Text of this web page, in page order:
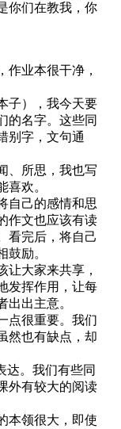
你们在教我，你
业本很干净，
），我今天要
的名字。这些同
别字，文句通
所思，我也写
喜欢。
己的感情和思
作文也应该有读
看完后，将自己
鼓励。
大家来共享，
发挥作用，让每
出主意。
很重要。我们
然也有缺点，却
。我们有些同
外有较大的阅读
领很大，即使